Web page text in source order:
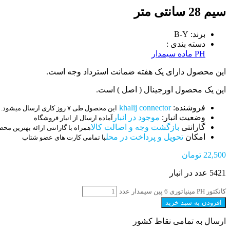
سیم 28 سانتی متر
برند: B-Y
دسته بندی :
PH ماده سیمدار
این محصول دارای یک هفته ضمانت استرداد وجه است.
این یک محصول اورجینال ( اصل ) است.
فروشنده:khalij connector این محصول طی ۷ روز کاری ارسال میشود.
وضعیت انبار: موجود در انبار آماده ارسال از انبار فروشگاه
گارانتی بازگشت وجه و اصالت کالاهمراه با گارانتی ارائه بهترین
امکان تحویل و پرداخت در محلبا تمامی کارت های عضو شتاب
22,500 تومان
5421 عدد در انبار
کانکتور PH مینیاتوری 6 پین سیمدار عدد
افزودن به سبد خرید
ارسال به تمامی نقاط کشور